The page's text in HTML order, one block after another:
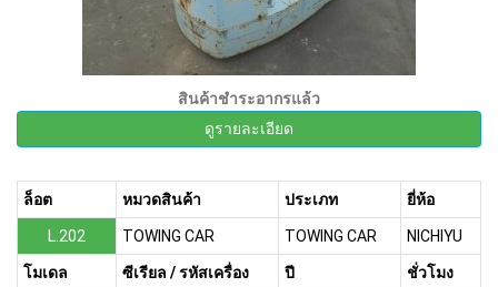
สินค้าชำระอากรแล้ว
ดูรายละเอียด
ล็อต หมวดสินค้า ประเภท ยี่ห้อ
L.202 TOWING CAR TOWING CAR NICHIYU
โมเดล ซีเรียล / รหัสเครื่อง ปี ชั่วโมง